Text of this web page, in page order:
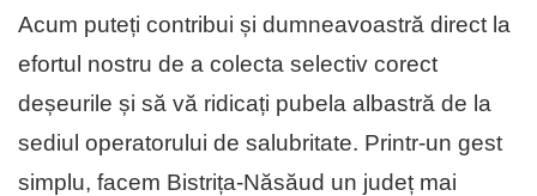
Acum puteți contribui și dumneavoastră direct la
efortul nostru de a colecta selectiv corect
deșeurile și să vă ridicați pubela albastră de la
sediul operatorului de salubritate. Printr-un gest
simplu, facem Bistrița-Năsăud un județ mai